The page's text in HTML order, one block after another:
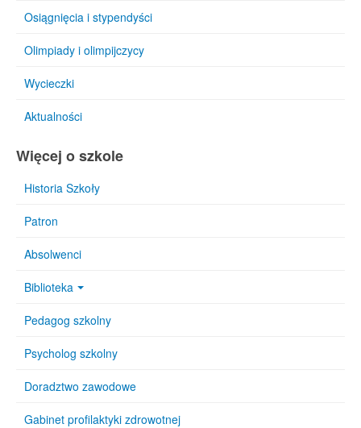
Osiągnięcia i stypendyści
Olimpiady i olimpijczycy
Wycieczki
Aktualności
Więcej o szkole
Historia Szkoły
Patron
Absolwenci
Biblioteka
Pedagog szkolny
Psycholog szkolny
Doradztwo zawodowe
Gabinet profilaktyki zdrowotnej